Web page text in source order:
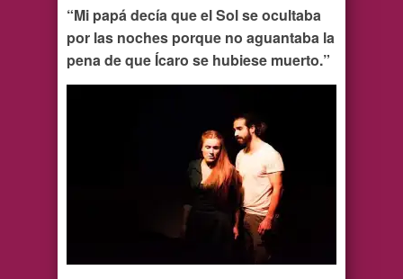
“Mi papá decía que el Sol se ocultaba
por las noches porque no aguantaba la
pena de que Ícaro se hubiese muerto.”